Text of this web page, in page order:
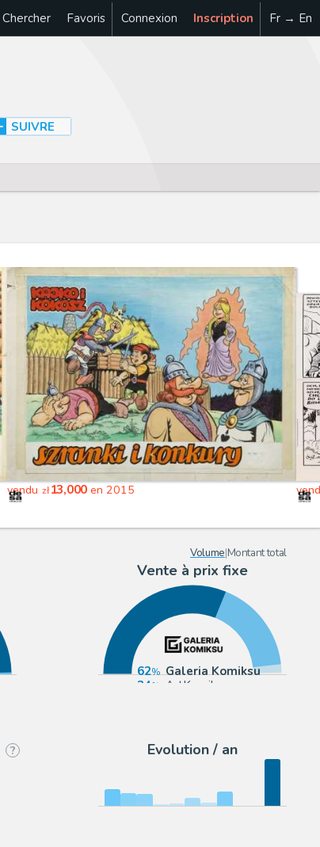
Chercher Favoris Connexion Inscription Fr → En
SUIVRE
vendu zł13,000en 2015
Volume|Montant total
Vente à prix fixe
62
Galeria Komiksu
34
ArtKomiks
? Evolution / an